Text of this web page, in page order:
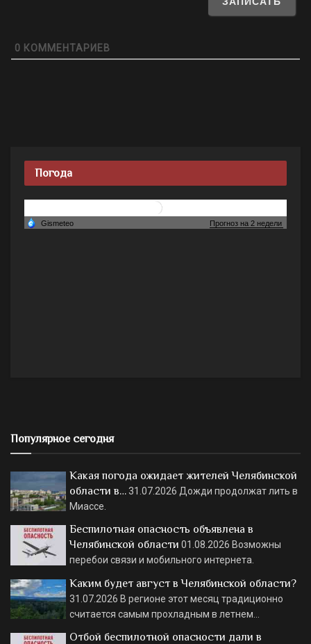
0 КОММЕНТАРИЕВ
Погода
Популярное сегодня
Какая погода ожидает жителей Челябинской
области в…31.07.2026 Дожди продолжат лить в
Миассе.
Беспилотная опасность объявлена в
Челябинской области 01.08.2026 Возможны
перебои связи и мобильного интернета.
Каким будет август в Челябинской области?
31.07.2026 В регионе этот месяц традиционно
считается самым прохладным в летнем…
Отбой беспилотной опасности дали в